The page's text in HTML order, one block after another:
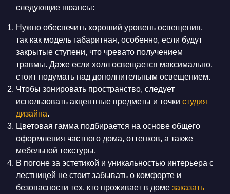
следующие нюансы:
Нужно обеспечить хороший уровень освещения,
так как модель габаритная, особенно, если будут
закрытые ступени, что чревато получением
травмы. Даже если холл освещается максимально,
стоит подумать над дополнительным освещением.
Чтобы зонировать пространство, следует
использовать акцентные предметы и точки студия
дизайна.
Цветовая гамма подбирается на основе общего
оформления частного дома, оттенков, а также
мебельной текстуры.
В погоне за эстетикой и уникальностью интерьера с
лестницей не стоит забывать о комфорте и
безопасности тех, кто проживает в доме заказать